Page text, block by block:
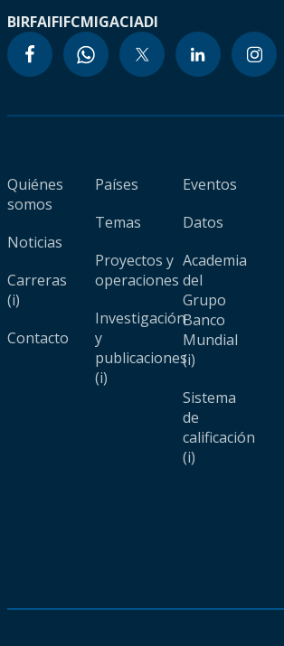
BIRFAIFIFCMIGACIADI
Quiénes
somos
Noticias
Carreras
(i)
Contacto
Países
Temas
Proyectos y
operaciones
Investigación
y
publicaciones
(i)
Eventos
Datos
Academia
del
Grupo
Banco
Mundial
(i)
Sistema
de
calificación
(i)